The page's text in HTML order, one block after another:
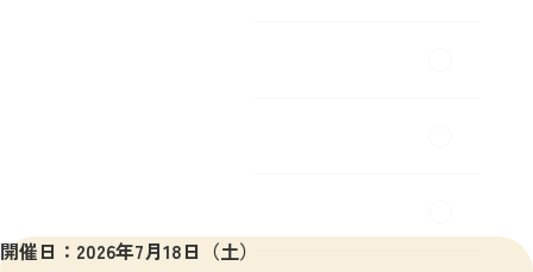
開催日：2026年7月18日（土）